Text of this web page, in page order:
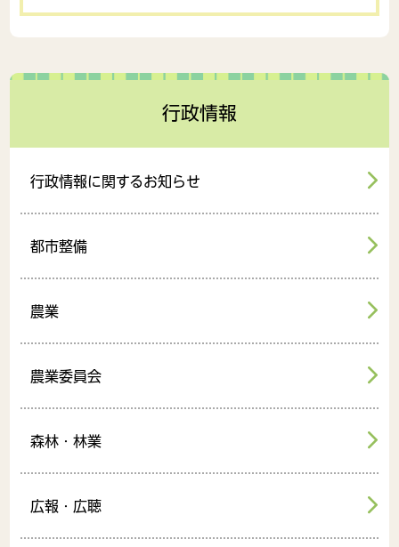
行政情報
行政情報に関するお知らせ
都市整備
農業
農業委員会
森林・林業
広報・広聴